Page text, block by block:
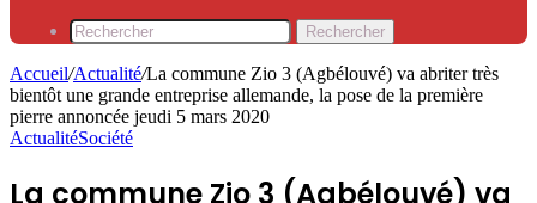
Rechercher
Accueil/Actualité/La commune Zio 3 (Agbélouvé) va abriter très
bientôt une grande entreprise allemande, la pose de la première
pierre annoncée jeudi 5 mars 2020
ActualitéSociété
La commune Zio 3 (Agbélouvé) va